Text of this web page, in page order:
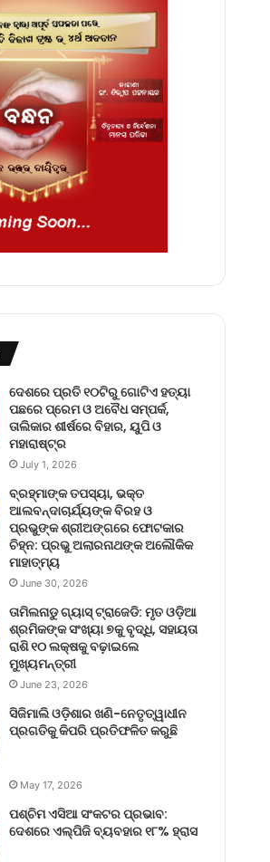
ଦେଶରେ ପ୍ରତି ୧୦ଟିରୁ ଗୋଟିଏ ହତ୍ୟା
ପଛରେ ପ୍ରେମ ଓ ଅବୈଧ ସମ୍ପର୍କ,
ତାଲିକାର ଶୀର୍ଷରେ ବିହାର, ୟୁପି ଓ
ମହାରାଷ୍ଟ୍ର
July 1, 2026
ବ୍ରହ୍ମାଙ୍କ ତପସ୍ୟା, ଭକ୍ତ
ଆଲବନ୍ଦାଚାର୍ଯ୍ୟଙ୍କ ବିରହ ଓ
ପ୍ରଭୁଙ୍କ ଶ୍ରୀଅଙ୍ଗରେ ଫୋଟକାର
ଚିହ୍ନ: ପ୍ରଭୁ ଅଲାରନାଥଙ୍କ ଅଲୌକିକ
ମାହାତ୍ମ୍ୟ
June 30, 2026
ତାମିଲନାଡୁ ଗ୍ୟାସ୍ ଟ୍ରାଜେଡି: ମୃତ ଓଡ଼ିଆ
ଶ୍ରମିକଙ୍କ ସଂଖ୍ୟା ୭କୁ ବୃଦ୍ଧି, ସହାୟତା
ରାଶି ୧୦ ଲକ୍ଷକୁ ବଢ଼ାଇଲେ
ମୁଖ୍ୟମନ୍ତ୍ରୀ
June 23, 2026
ସିଜିମାଲି ଓଡ଼ିଶାର ଖଣି-ନେତୃତ୍ୱାଧୀନ
ପ୍ରଗତିକୁ କିପରି ପ୍ରତିଫଳିତ କରୁଛି
May 17, 2026
ପଶ୍ଚିମ ଏସିଆ ସଂକଟର ପ୍ରଭାବ:
ଦେଶରେ ଏଲ୍‌ପିଜି ବ୍ୟବହାର ୧୮% ହ୍ରାସ